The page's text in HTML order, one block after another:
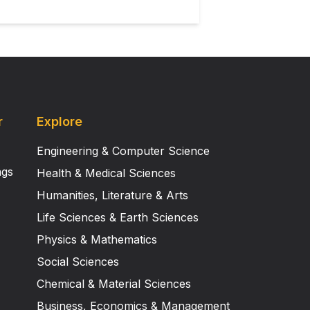
Explore
Engineering & Computer Science
Health & Medical Sciences
Humanities, Literature & Arts
Life Sciences & Earth Sciences
Physics & Mathematics
Social Sciences
Chemical & Material Sciences
Business, Economics & Management